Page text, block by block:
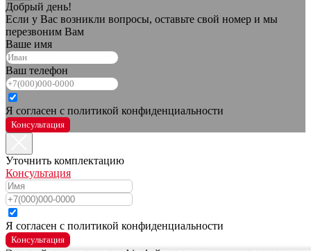
Добрый день!
Если у Вас возникли вопросы, оставьте свой номер и мы
перезвоним Вам
Ваше имя
Ваш телефон
Я согласен с политикой конфиденциальности
Консультация
Уточнить комплектацию
Консультация
Я согласен с политикой конфиденциальности
Консультация